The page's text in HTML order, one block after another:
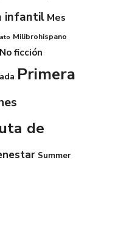
infantil Mes
Milibrohispano
No ficción
Primera
de
Summer